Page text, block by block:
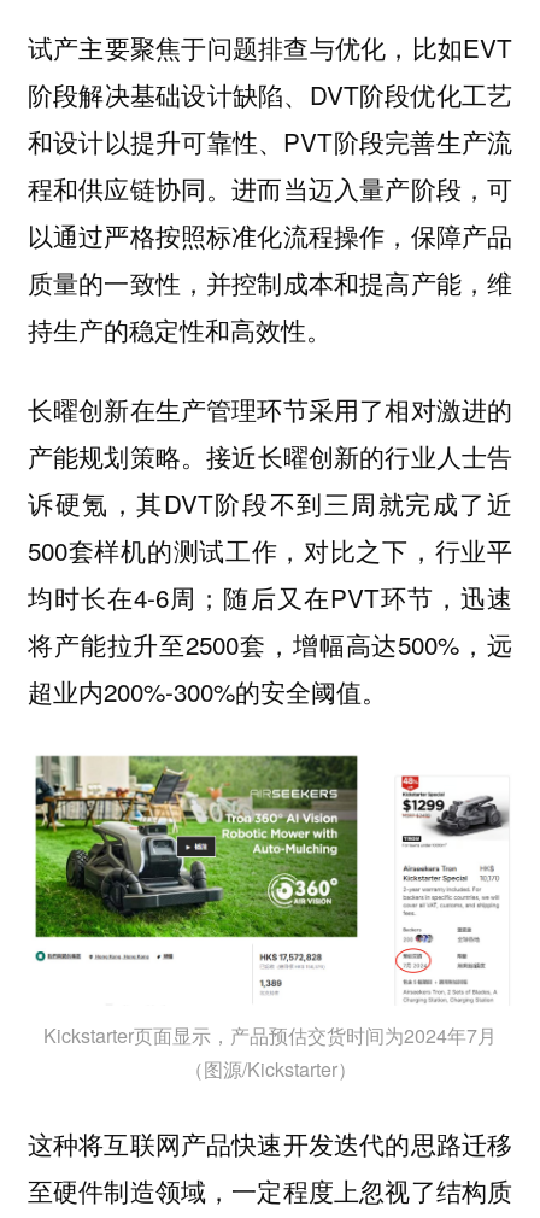
试产主要聚焦于问题排查与优化，比如EVT
阶段解决基础设计缺陷、DVT阶段优化工艺
和设计以提升可靠性、PVT阶段完善生产流
程和供应链协同。进而当迈入量产阶段，可
以通过严格按照标准化流程操作，保障产品
质量的一致性，并控制成本和提高产能，维
持生产的稳定性和高效性。
长曜创新在生产管理环节采用了相对激进的
产能规划策略。接近长曜创新的行业人士告
诉硬氪，其DVT阶段不到三周就完成了近
500套样机的测试工作，对比之下，行业平
均时长在4-6周；随后又在PVT环节，迅速
将产能拉升至2500套，增幅高达500%，远
超业内200%-300%的安全阈值。
Kickstarter页面显示，产品预估交货时间为2024年7月
（图源/Kickstarter）
这种将互联网产品快速开发迭代的思路迁移
至硬件制造领域，一定程度上忽视了结构质